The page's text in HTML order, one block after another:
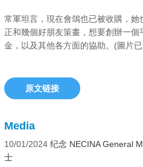
常軍坦言，現在會鴿也已被收購，
正和幾個好朋友策畫，想要創辦一
金，以及其他各方面的協助。(圖片
原文链接
Media
10/01/2024 纪念 NECINA General
士